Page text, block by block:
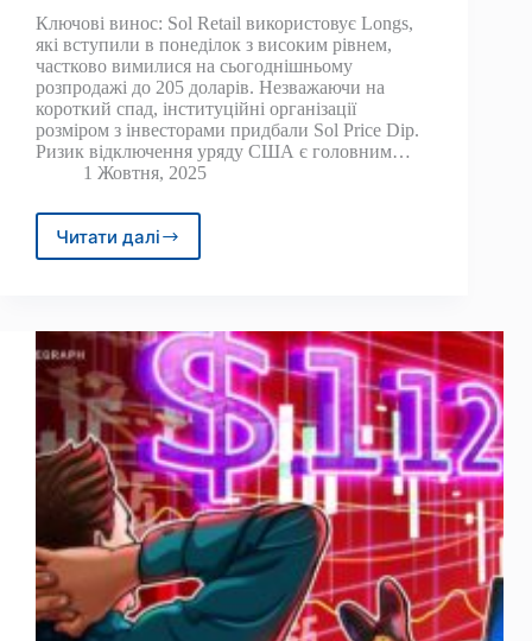
Ключові винос: Sol Retail використовує Longs,
які вступили в понеділок з високим рівнем,
частково вимилися на сьогоднішньому
розпродажі до 205 доларів. Незважаючи на
короткий спад, інституційні організації
розміром з інвесторами придбали Sol Price Dip.
Ризик відключення уряду США є головним…
1 Жовтня, 2025
Читати далі
Сол
знову
таки:
чи
може
Солана
повернути
215
доларів?